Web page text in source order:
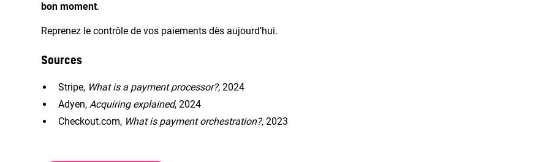
bon moment.
Reprenez le contrôle de vos paiements dès aujourd’hui.
Sources
Stripe, What is a payment processor?, 2024
Adyen,Acquiring explained, 2024
Checkout.com, What is payment orchestration?, 2023